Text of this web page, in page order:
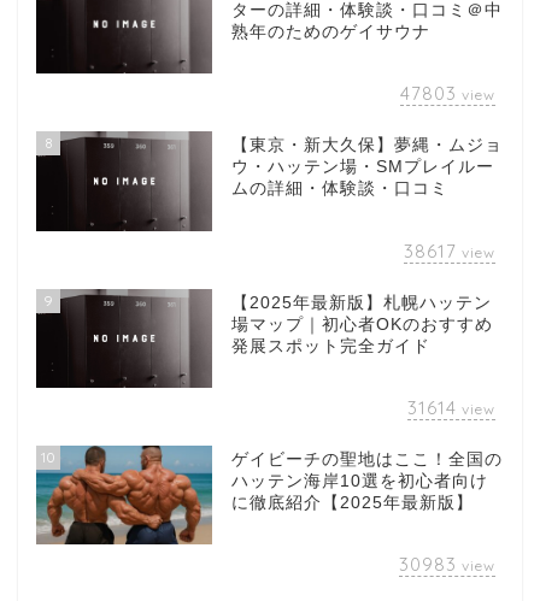
ターの詳細・体験談・口コミ＠中
熟年のためのゲイサウナ
47803 view
8
【東京・新大久保】夢縄・ムジョ
ウ・ハッテン場・SMプレイルー
ムの詳細・体験談・口コミ
38617 view
9
【2025年最新版】札幌ハッテン
場マップ｜初心者OKのおすすめ
発展スポット完全ガイド
31614 view
10
ゲイビーチの聖地はここ！全国の
ハッテン海岸10選を初心者向け
に徹底紹介【2025年最新版】
30983 view